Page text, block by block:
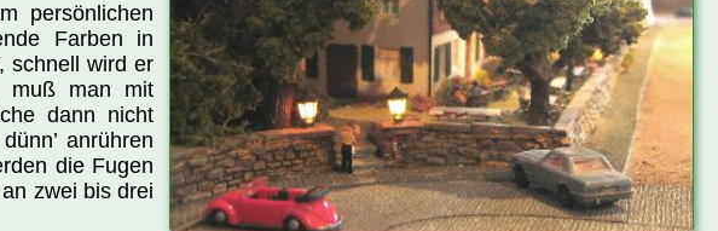
persönlichen
Farben in
schnell wird er
muß man mit
dann nicht
anrühren
die Fugen
zwei bis drei